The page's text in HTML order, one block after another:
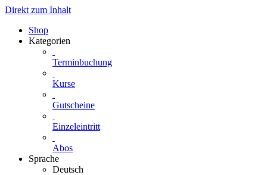
Direkt zum Inhalt
Shop
Kategorien
Terminbuchung
Kurse
Gutscheine
Einzeleintritt
Abos
Sprache
Deutsch